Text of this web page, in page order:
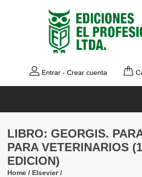
Entrar - Crear cuenta
LIBRO: GEORGIS.
PARA VETERINARIOS
EDICION)
Home / Elsevier/